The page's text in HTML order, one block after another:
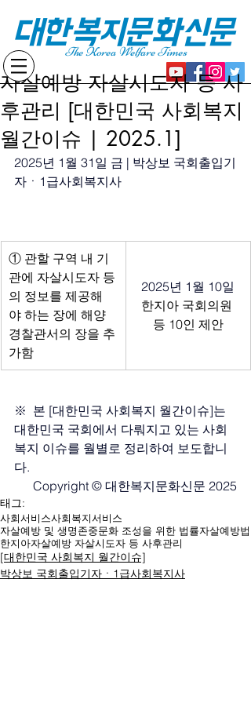
대한복지문화신문
The Korea Welfare Times
자살예방 자살시도자 등 사
후관리 [대한민국 사회복지
월간이슈 | 2025.1]
2025년 1월 31일 금 | 박상보 국회출입기
자 ㆍ 1급사회복지사
① 관할 구역 내 기
관에 자살시도자 등
의 정보를 제공해
야 하는 장에 해양
경찰관서의 장을 추
가함
2025년 1월 10일
한지아 국회의원
등 10인 제안
※  본 [대한민국 사회복지 월간이슈]는
대한민국 국회에서 다뤄지고 있는 사회
복지 이슈를 월별로 정리하여 보도합니
다.
Copyright © 대한복지문화신문 2025
태그:
사회서비스사회복지서비스
자살예방 및 생명존중문화 조성을 위한 법률자살예방법
한지아자살예방 자살시도자 등 사후관리
[대한민국 사회복지 월간이슈]
박상보 국회출입기자ㆍ1급사회복지사